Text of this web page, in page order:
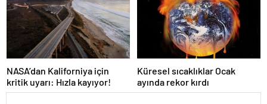
NASA’dan Kaliforniya için
kritik uyarı: Hızla kayıyor!
Küresel sıcaklıklar Ocak
ayında rekor kırdı